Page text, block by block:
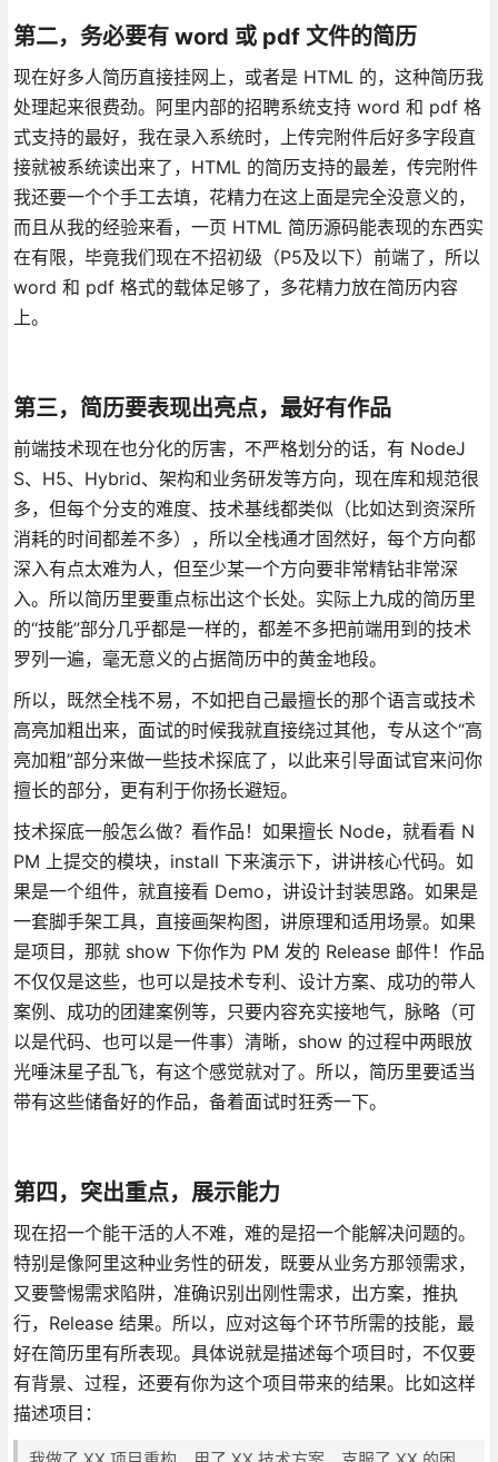
第二，务必要有 word 或 pdf 文件的简历
现在好多人简历直接挂网上，或者是 HTML 的，这种简历我
处理起来很费劲。阿里内部的招聘系统支持 word 和 pdf 格
式支持的最好，我在录入系统时，上传完附件后好多字段直
接就被系统读出来了，HTML 的简历支持的最差，传完附件
我还要一个个手工去填，花精力在这上面是完全没意义的，
而且从我的经验来看，一页 HTML 简历源码能表现的东西实
在有限，毕竟我们现在不招初级（P5及以下）前端了，所以
word 和 pdf 格式的载体足够了，多花精力放在简历内容
上。
第三，简历要表现出亮点，最好有作品
前端技术现在也分化的厉害，不严格划分的话，有 NodeJ
S、H5、Hybrid、架构和业务研发等方向，现在库和规范很
多，但每个分支的难度、技术基线都类似（比如达到资深所
消耗的时间都差不多），所以全栈通才固然好，每个方向都
深入有点太难为人，但至少某一个方向要非常精钻非常深
入。所以简历里要重点标出这个长处。实际上九成的简历里
的“技能”部分几乎都是一样的，都差不多把前端用到的技术
罗列一遍，毫无意义的占据简历中的黄金地段。
所以，既然全栈不易，不如把自己最擅长的那个语言或技术
高亮加粗出来，面试的时候我就直接绕过其他，专从这个“高
亮加粗”部分来做一些技术探底了，以此来引导面试官来问你
擅长的部分，更有利于你扬长避短。
技术探底一般怎么做？看作品！如果擅长 Node，就看看 N
PM 上提交的模块，install 下来演示下，讲讲核心代码。如
果是一个组件，就直接看 Demo，讲设计封装思路。如果是
一套脚手架工具，直接画架构图，讲原理和适用场景。如果
是项目，那就 show 下你作为 PM 发的 Release 邮件！作品
不仅仅是这些，也可以是技术专利、设计方案、成功的带人
案例、成功的团建案例等，只要内容充实接地气，脉略（可
以是代码、也可以是一件事）清晰，show 的过程中两眼放
光唾沫星子乱飞，有这个感觉就对了。所以，简历里要适当
带有这些储备好的作品，备着面试时狂秀一下。
第四，突出重点，展示能力
现在招一个能干活的人不难，难的是招一个能解决问题的。
特别是像阿里这种业务性的研发，既要从业务方那领需求，
又要警惕需求陷阱，准确识别出刚性需求，出方案，推执
行，Release 结果。所以，应对这每个环节所需的技能，最
好在简历里有所表现。具体说就是描述每个项目时，不仅要
有背景、过程，还要有你为这个项目带来的结果。比如这样
描述项目：